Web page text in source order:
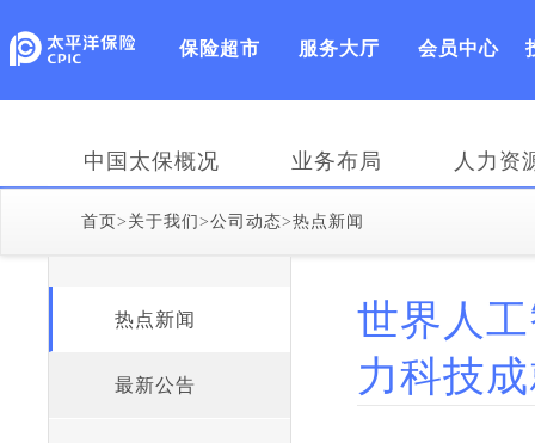
保险超市 服务大厅 会员中心
中国太保概况 业务布局 人力资
首页> 关于我们 >公司动态>热点新闻
热点新闻
最新公告
世界人
力科技